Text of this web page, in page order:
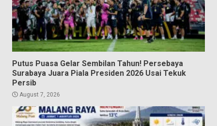
Putus Puasa Gelar Sembilan Tahun! Persebaya
Surabaya Juara Piala Presiden 2026 Usai Tekuk
Persib
August 7, 2026